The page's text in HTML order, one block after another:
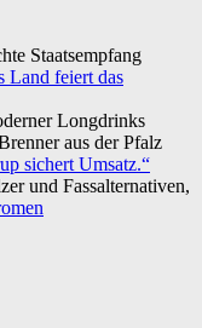
Staatsempfang
Land feiert das
Longdrinks
aus der Pfalz
sichert Umsatz.“
und Fassalternativen,